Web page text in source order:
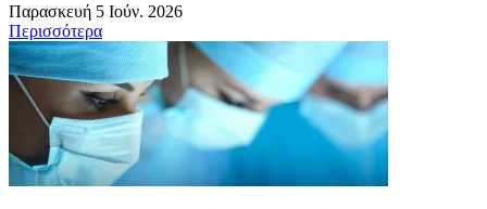
Παρασκευή 5 Ιούν. 2026
Περισσότερα